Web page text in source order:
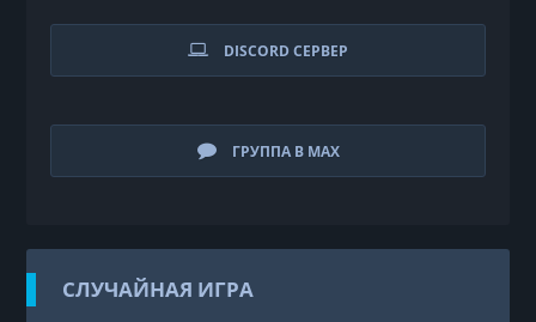
DISCORD СЕРВЕР
ГРУППА В MAX
СЛУЧАЙНАЯ ИГРА